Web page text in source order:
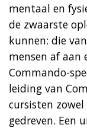
mentaal en
de zwaarste
kunnen: die
mensen af aan
Commando-
leiding van
cursisten
gedreven. Een